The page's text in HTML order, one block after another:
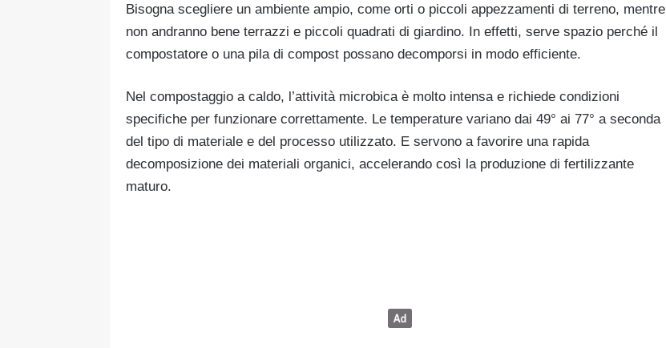
Bisogna scegliere un ambiente ampio, come orti o piccoli appezzamenti di terreno, mentre
non andranno bene terrazzi e piccoli quadrati di giardino. In effetti, serve spazio perché il
compostatore o una pila di compost possano decomporsi in modo efficiente.
Nel compostaggio a caldo, l’attività microbica è molto intensa e richiede condizioni
specifiche per funzionare correttamente. Le temperature variano dai 49° ai 77° a seconda
del tipo di materiale e del processo utilizzato. E servono a favorire una rapida
decomposizione dei materiali organici, accelerando così la produzione di fertilizzante
maturo.